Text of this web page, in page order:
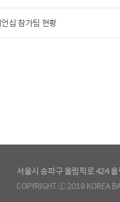
십 참가팀 현황
서울시 송파구 올림픽로 424
COPYRIGHT ⓒ 2018 KOREA